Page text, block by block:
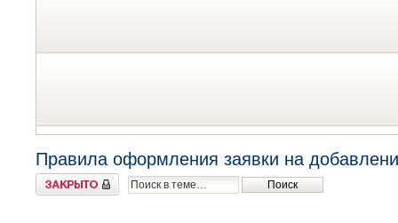
Правила оформления заявки на
Закрыто